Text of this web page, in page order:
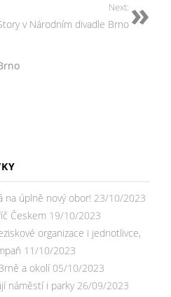
Next:
v Národním divadle Brno
na úplně nový obor! 23/10/2023
Českem 19/10/2023
organizace i jednotlivce,
11/10/2023
a okolí 05/10/2023
náměstí i parky 26/09/2023